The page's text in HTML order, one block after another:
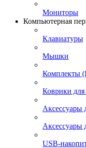
Мониторы
Компьютерная
Клавиатуры
Мышки
Комплекты
Коврики
Аксессуары
Аксессуары
USB-